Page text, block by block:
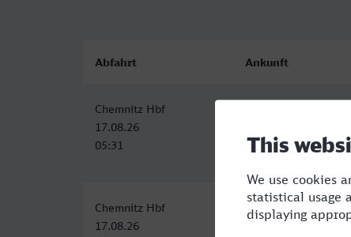
Abfahrt Ankunft
Chemnitz Hbf
17.08.26
05:31
12:27
Chemnitz Hbf
17.08.26
Moers
17.08.26